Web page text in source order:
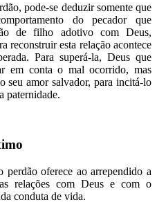
pode-se deduzir somente que
do pecador que
de filho adotivo com Deus,
reconstruir esta relação acontece
Para superá-la, Deus que
em conta o mal ocorrido, mas
seu amor salvador, para incitá-lo
paternidade.
perdão oferece ao arrependido a
relações com Deus e com o
conduta de vida.